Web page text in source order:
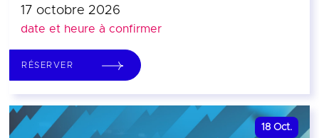
17 octobre 2026
date et heure à confirmer
RÉSERVER
18 Oct.